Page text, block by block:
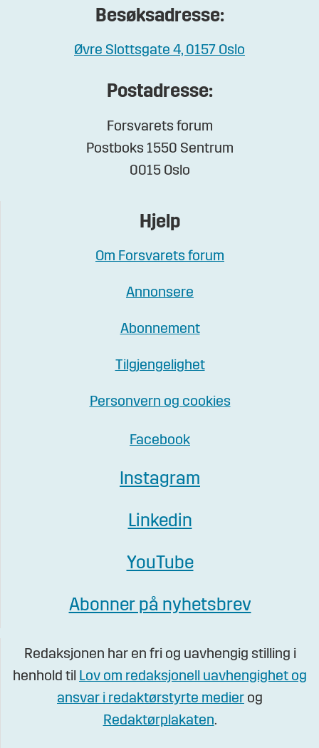
Besøksadresse:
Øvre Slottsgate 4, 0157 Oslo
Postadresse:
Forsvarets forum
Postboks 1550 Sentrum
0015 Oslo
Hjelp
Om Forsvarets forum
Annonsere
Abonnement
Tilgjengelighet
Personvern og cookies
Facebook
Instagram
Linkedin
YouTube
Abonner på nyhetsbrev
Redaksjonen har en fri og uavhengig stilling i
henhold til Lov om redaksjonell uavhengighet og
ansvar i redaktørstyrte medier og
Redaktørplakaten.